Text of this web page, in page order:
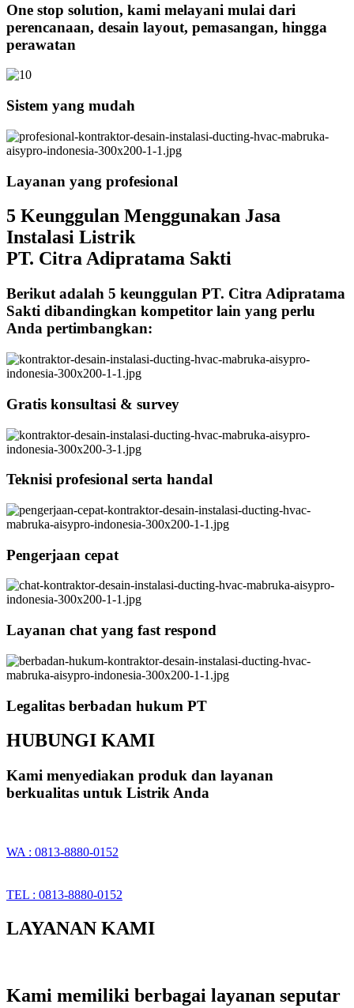
One stop solution, kami melayani mulai dari
perencanaan, desain layout, pemasangan, hingga
perawatan
Sistem yang mudah
Layanan yang profesional
5 Keunggulan Menggunakan Jasa
Instalasi Listrik
PT. Citra Adipratama Sakti
Berikut adalah 5 keunggulan PT. Citra Adipratama
Sakti dibandingkan kompetitor lain yang perlu
Anda pertimbangkan:
Gratis konsultasi & survey
Teknisi profesional serta handal
Pengerjaan cepat
Layanan chat yang fast respond
Legalitas berbadan hukum PT
HUBUNGI KAMI
Kami menyediakan produk dan layanan
berkualitas untuk Listrik Anda
WA : 0813-8880-0152
TEL : 0813-8880-0152
LAYANAN KAMI
Kami memiliki berbagai layanan seputar